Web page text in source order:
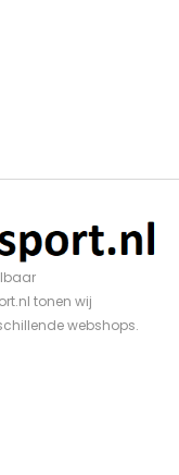
tonen wij
webshops.